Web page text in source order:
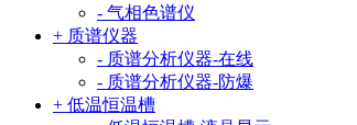
- 气相色谱仪
+ 质谱仪器
- 质谱分析仪器-在线
- 质谱分析仪器-防爆
+ 低温恒温槽